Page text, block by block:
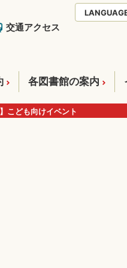
交通アクセス
各図書館の案内
】こども向けイベント